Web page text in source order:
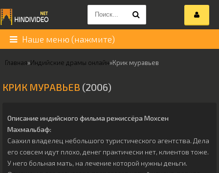
Наше меню (нажмите)
Главная»Индийские драмы онлайн»Крик муравьев
КРИК МУРАВЬЕВ (2006)
Описание индийского фильма режиссёра Мохсен
Махмальбаф:
Саахил владелец небольшого туристического агентства. Дела
его совсем идут плохо, денег практически нет, клиентов тоже.
У него больная мать, на лечение которой нужны деньги.